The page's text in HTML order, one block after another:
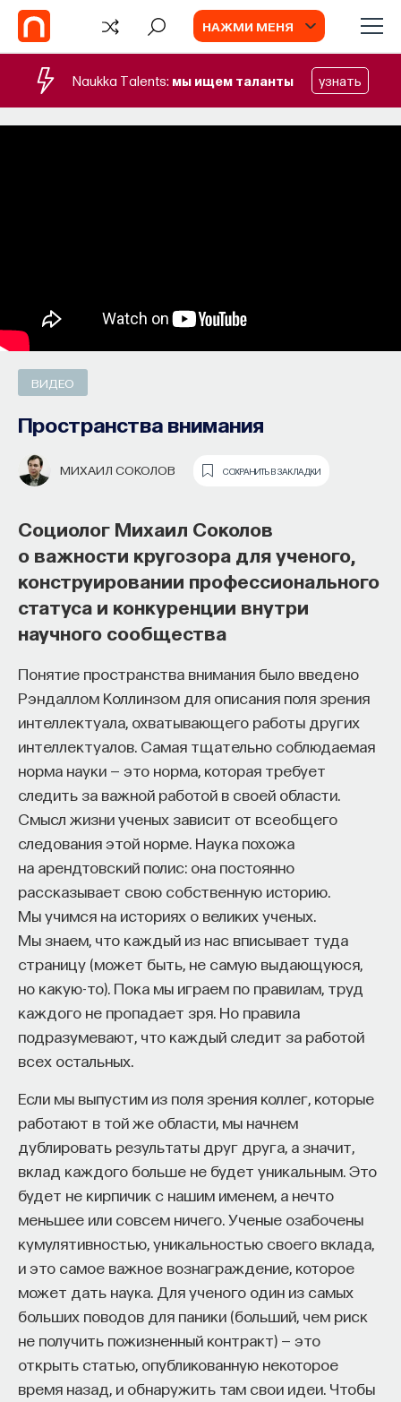
НАЖМИ МЕНЯ
Naukka Talents: мы ищем таланты узнать
ВИДЕО
Пространства внимания
МИХАИЛ СОКОЛОВ СОХРАНИТЬ В ЗАКЛАДКИ
Социолог Михаил Соколов
о важности кругозора для ученого,
конструировании профессионального
статуса и конкуренции внутри
научного сообщества
Понятие пространства внимания было введено
Рэндаллом Коллинзом для описания поля зрения
интеллектуала, охватывающего работы других
интеллектуалов. Самая тщательно соблюдаемая
норма науки — это норма, которая требует
следить за важной работой в своей области.
Смысл жизни ученых зависит от всеобщего
следования этой норме. Наука похожа
на арендтовский полис: она постоянно
рассказывает свою собственную историю.
Мы учимся на историях о великих ученых.
Мы знаем, что каждый из нас вписывает туда
страницу (может быть, не самую выдающуюся,
но какую-то). Пока мы играем по правилам, труд
каждого не пропадает зря. Но правила
подразумевают, что каждый следит за работой
всех остальных.
Если мы выпустим из поля зрения коллег, которые
работают в той же области, мы начнем
дублировать результаты друг друга, а значит,
вклад каждого больше не будет уникальным. Это
будет не кирпичик с нашим именем, а нечто
меньшее или совсем ничего. Ученые озабочены
кумулятивностью, уникальностью своего вклада,
и это самое важное вознаграждение, которое
может дать наука. Для ученого один из самых
больших поводов для паники (больший, чем риск
не получить пожизненный контракт) — это
открыть статью, опубликованную некоторое
время назад, и обнаружить там свои идеи. Чтобы
СОБЫТИЯ
ВЯЧЕСЛАВ ДУБЫНИН СОХРАНИТЬ В ЗАКЛАДКИ
Как наши память, потребности,
эмоции, внимание, воля связаны
от нейромедиаторов?
Как устроена наша нервная система
на структурном, клеточном и молекулярном
уровнях? В чем состоит роль нейромедиаторов
при управлении психическими и физическими
процессами? Как появляются зависимость,
утомление, состояние эйфории или азарта?
Каково воздействие на работу мозга гормонов,
иммунной системы?
Ответы на эти и другие вопросы можно найти,
записавшисьна курс «Химия между нейронами:
вещества, которые управляют нами»
Пройдя этот курс, вы научитесь:
— Ориентироваться в общих принципах
— Разбираться в биохимических процессах
мозга
— Понимать причины нейро- и психопатологий
— Осознавать связь своего поведения
и эмоций с активностью нейромедиаторов
мозга
Автор курса:
Вячеслав Дубынин — доктор
биологических наук, профессор кафедры
физиологии человека и животных биологического
факультета МГУ им. М.В. Ломоносова